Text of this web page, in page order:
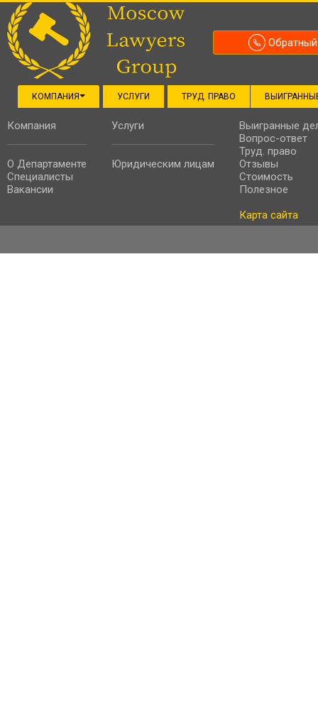
КОМПАНИЯ УСЛУГИ ТРУД. ПРАВО
Компания
О Департаменте
Специалисты
Вакансии
Услуги
Юридическим лицам
Выигранные
Вопрос-ответ
Труд. право
Отзывы
Стоимость
Полезное
Карта сайта